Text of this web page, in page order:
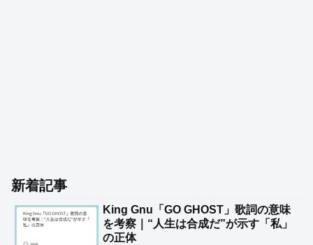
新着記事
King Gnu「GO GHOST」歌詞の意味
を考察｜“人生は合成だ”が示す「私」
の正体